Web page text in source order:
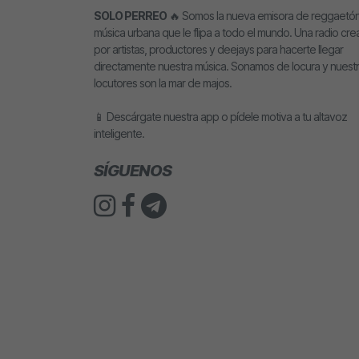
SOLO PERREO 🔥 Somos la nueva emisora de
música urbana que le flipa a todo el mundo. Una radio
por artistas, productores y deejays para hacerte llegar
directamente nuestra música. Sonamos de locura y
locutores son la mar de majos.
📱 Descárgate nuestra app o pídele motiva a tu altavoz
inteligente.
SÍGUENOS